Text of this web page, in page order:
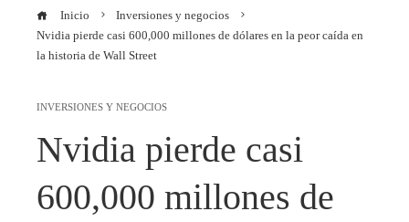
Inicio
Inversiones y negocios
Nvidia pierde casi 600,000 millones de dólares en la peor caída en
la historia de Wall Street
INVERSIONES Y NEGOCIOS
Nvidia pierde casi
600,000 millones de